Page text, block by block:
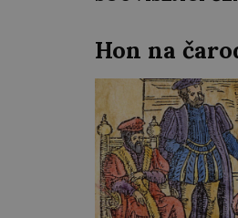
Hon na